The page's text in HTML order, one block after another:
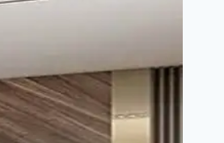
جدران
الرخام
الطائف